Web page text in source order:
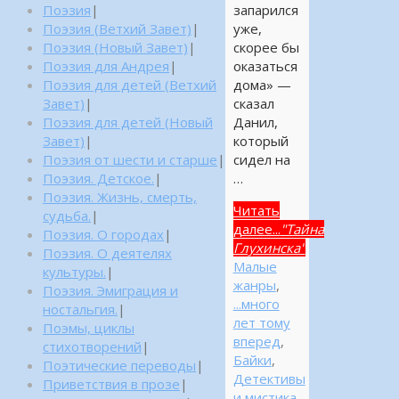
запарился
уже,
скорее бы
оказаться
дома» —
сказал
Данил,
который
сидел на
…
Читать
далее... "Тайна
Глухинска"
Малые
жанры,
...много
лет тому
вперед,
Байки,
Детективы
Поэзия |
Поэзия (Ветхий Завет) |
Поэзия (Новый Завет) |
Поэзия для Андрея |
Поэзия для детей (Ветхий
Завет) |
Поэзия для детей (Новый
Завет) |
Поэзия от шести и старше |
Поэзия. Детское. |
Поэзия. Жизнь, смерть,
судьба. |
Поэзия. О городах |
Поэзия. О деятелях
культуры. |
Поэзия. Эмиграция и
ностальгия. |
Поэмы, циклы
стихотворений |
Поэтические переводы |
Приветствия в прозе |